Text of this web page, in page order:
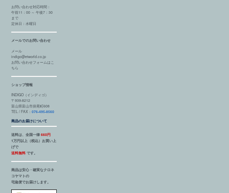
お問い合わせ対応時間：
午前11：00 ～ 午後7：30
まで
定休日：水曜日
メールでのお問い合わせ
メール
indigo@etworld.co.jp
お問い合わせフォームはこ
ちら
ショップ情報
INDIGO（インディゴ）
〒939-8212
富山県富山市掛尾町608
TEL / FAX：076-495-8560
商品のお届けについて
送料は、全国一律660円
1万円以上（税込）お買い上
げで
送料無料 です。
商品は安心・確実なクロネ
コヤマトの
宅急便でお届けします。